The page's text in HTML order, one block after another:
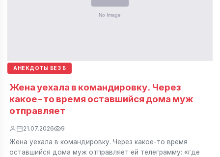
АНЕКДОТЫ БЕЗ Б
Жена уехала в командировку. Через
какое-то время оставшийся дома муж
отправляет
21.07.2026 9
Жена уехала в командировку. Через какое-то время
оставшийся дома муж отправляет ей телеграмму: «где